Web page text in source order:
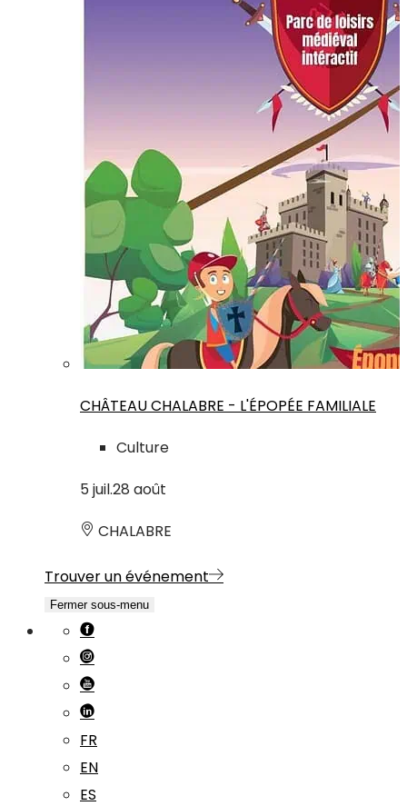
CHÂTEAU CHALABRE - L'ÉPOPÉE FAMILIALE
Culture
5 juil.28 août
CHALABRE
Trouver un événement
Fermer sous-menu
FR
EN
ES